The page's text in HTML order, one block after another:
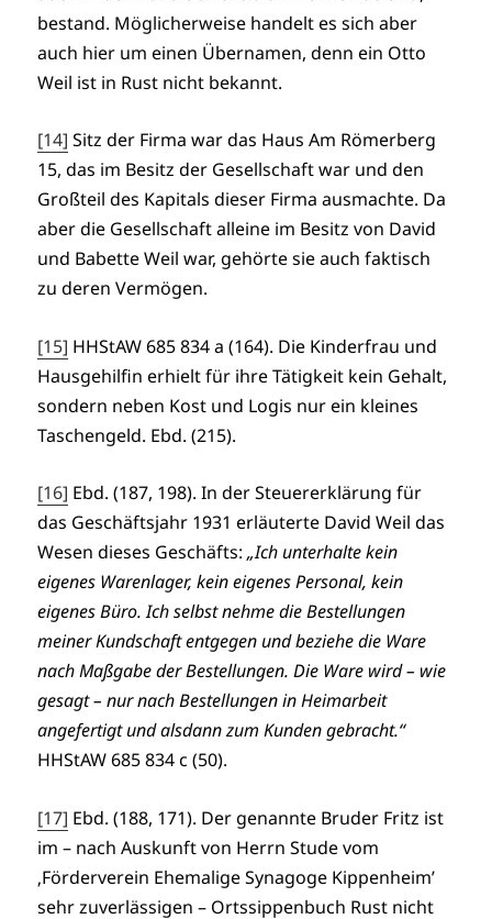
bestand. Möglicherweise handelt es sich aber
auch hier um einen Übernamen, denn ein Otto
Weil ist in Rust nicht bekannt.
[14] Sitz der Firma war das Haus Am Römerberg
15, das im Besitz der Gesellschaft war und den
Großteil des Kapitals dieser Firma ausmachte. Da
aber die Gesellschaft alleine im Besitz von David
und Babette Weil war, gehörte sie auch faktisch
zu deren Vermögen.
[15] HHStAW 685 834 a (164). Die Kinderfrau und
Hausgehilfin erhielt für ihre Tätigkeit kein Gehalt,
sondern neben Kost und Logis nur ein kleines
Taschengeld. Ebd. (215).
[16] Ebd. (187, 198). In der Steuererklärung für
das Geschäftsjahr 1931 erläuterte David Weil das
Wesen dieses Geschäfts:„Ich unterhalte kein
eigenes Warenlager, kein eigenes Personal, kein
eigenes Büro. Ich selbst nehme die Bestellungen
meiner Kundschaft entgegen und beziehe die Ware
nach Maßgabe der Bestellungen. Die Ware wird – wie
gesagt – nur nach Bestellungen in Heimarbeit
angefertigt und alsdann zum Kunden gebracht.“
HHStAW 685 834 c (50).
[17] Ebd. (188, 171). Der genannte Bruder Fritz ist
im – nach Auskunft von Herrn Stude vom
‚Förderverein Ehemalige Synagoge Kippenheim’
sehr zuverlässigen – Ortssippenbuch Rust nicht